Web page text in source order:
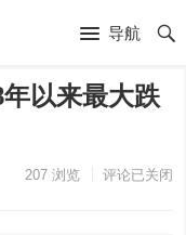
导航
以来最大跌
207浏览 评论已关闭